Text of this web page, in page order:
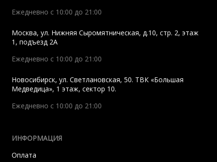
Ежедневно с 10:00 до 21:00
Москва, ул. Нижняя Сыромятническая, д.10, стр. 2, этаж
1, подъезд 2A
Ежедневно с 10:00 до 21:00
Новосибирск, ул. Светлановская, 50. ТВК «Большая
Медведица», 1 этаж, сектор 10.
Ежедневно с 10:00 до 21:00
ИНФОРМАЦИЯ
Оплата